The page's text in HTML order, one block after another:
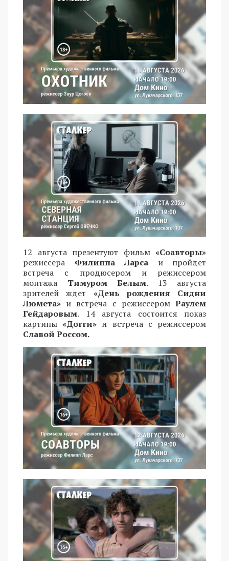
12 августа презентуют фильм «Соавторы»
режиссера Филиппа Ларса и пройдет
встреча с продюсером и режиссером
монтажа Тимуром Белым. 13 августа
зрителей ждет «День рождения Сидни
Люмета» и встреча с режиссером Раулем
Гейдаровым. 14 августа состоится показ
картины«Догги» и встреча с режиссером
Славой Россом.